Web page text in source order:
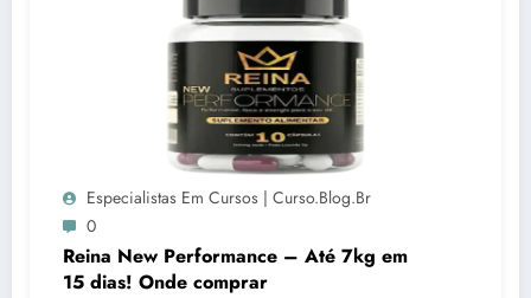
Especialistas Em Cursos | Curso.blog.br
0
Reina New Performance – Até 7kg em
15 dias! Onde comprar